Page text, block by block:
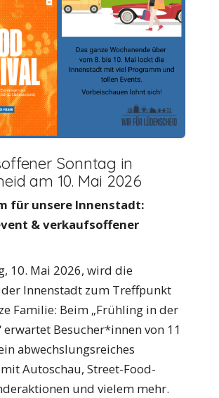
Sonntag in
am 10. Mai 2026
für unsere Innenstadt:
& verkaufsoffener
10. Mai 2026, wird die
Innenstadt zum Treffpunkt
Familie: Beim „Frühling in der
erwartet Besucher*innen von 11
abwechslungsreiches
Autoschau, Street-Food-
und vielem mehr.